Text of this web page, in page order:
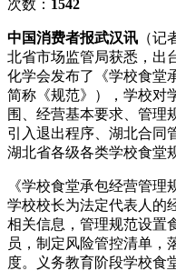
次数： 1542
中国消费者报武汉讯 （记
北省市场监管局获悉，出
化学会发布了《学校食堂
简称《规范》），学校对
围、经营基本要求、管理
引入退出程序、湖北合同
湖北省各级各类学校食堂
《学校食堂承包经营管
学校校长为法定代表人的
相关信息，管理规范设置
员，制定风险管控清单，
度。义务教育阶段学校食